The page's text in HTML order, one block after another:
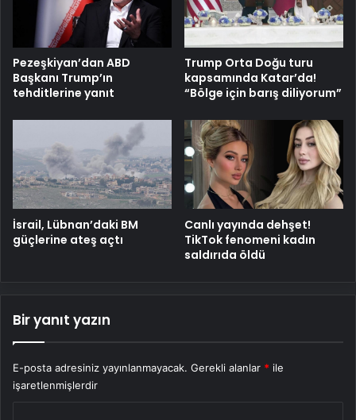
Pezeşkiyan’dan ABD
Başkanı Trump’ın
tehditlerine yanıt
Trump Orta Doğu turu
kapsamında Katar’da!
“Bölge için barış diliyorum”
İsrail, Lübnan’daki BM
güçlerine ateş açtı
Canlı yayında dehşet!
TikTok fenomeni kadın
saldırıda öldü
Bir yanıt yazın
E-posta adresiniz yayınlanmayacak. Gerekli alanlar * ile
işaretlenmişlerdir